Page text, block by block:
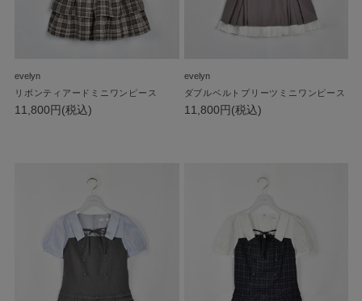
evelyn
リボンティアードミニワンピース
11,800円(税込)
evelyn
ダブルベルトプリーツミニワンピース
11,800円(税込)